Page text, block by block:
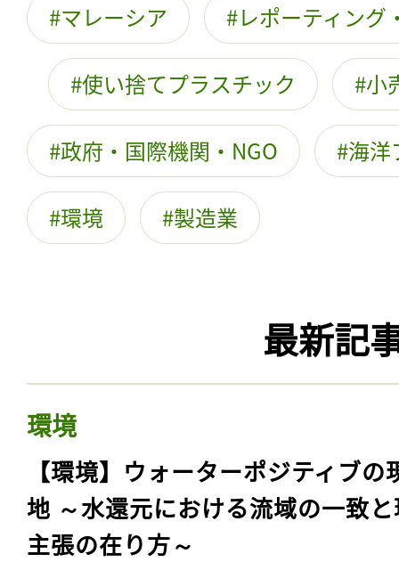
マレーシア レポーティング
使い捨てプラスチック 小
政府・国際機関・NGO 海洋
環境 製造業
最新記
環境
【環境】ウォーターポジティブの
地 ～水還元における流域の一致
主張の在り方～